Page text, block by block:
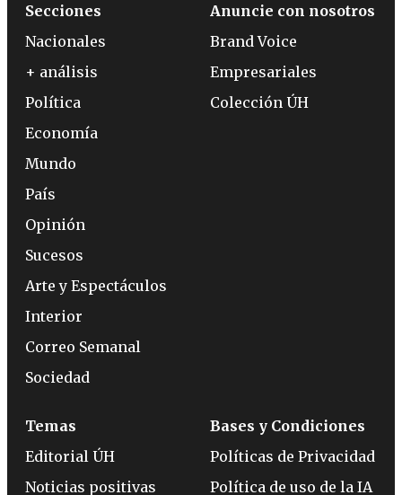
Secciones
Nacionales
+ análisis
Política
Economía
Mundo
País
Opinión
Sucesos
Arte y Espectáculos
Interior
Correo Semanal
Sociedad
Anuncie con nosotros
Brand Voice
Empresariales
Colección ÚH
Temas
Editorial ÚH
Noticias positivas
Bases y Condiciones
Políticas de Privacidad
Política de uso de la IA